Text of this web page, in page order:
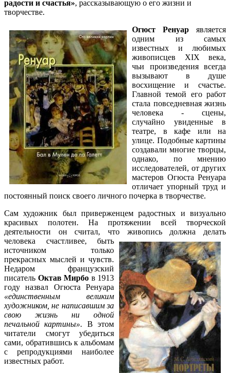
радости и счастья», рассказывающую о его жизни и
творчестве.
Огюст Ренуар является
одним из самых
известных и любимых
живописцев XIX века,
чьи произведения всегда
вызывают в душе
восхищение и счастье.
Главной темой его работ
стала повседневная жизнь
человека - сцены,
случайно увиденные в
театре, в кафе или на
улице. Подобные картины
создавали многие творцы,
однако, по мнению
исследователей, от других
мастеров Огюста Ренуара
отличает упорный труд и
постоянный поиск своего личного почерка в творчестве.
Сам художник был приверженцем радостных и визуально
красивых полотен. На протяжении всей творческой
деятельности он считал, что живопись должна делать
человека счастливее, быть
источником только
прекрасных мыслей и чувств.
Недаром французский
писатель Октав Мирбо в 1913
году назвал Огюста Ренуара
«единственным великим
художником, не написавшим за
свою жизнь ни одной
печальной картины». В этом
читатели смогут убедиться
сами, обратившись к альбомам
с репродукциями наиболее
известных работ.